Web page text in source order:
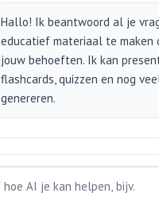
Hallo! Ik beantwoord al je
educatief materiaal te maken
jouw behoeften. Ik kan
flashcards, quizzen en nog
genereren.